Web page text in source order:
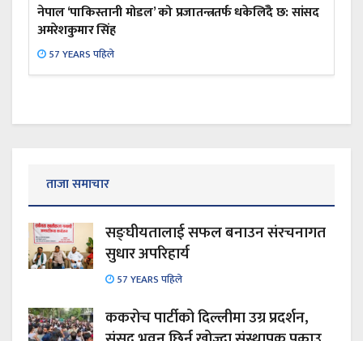
नेपाल ‘पाकिस्तानी मोडल’ को प्रजातन्त्रतर्फ धकेलिँदै छ: सांसद
अमरेशकुमार सिंह
57 YEARS पहिले
ताजा समाचार
सङ्घीयतालाई सफल बनाउन संरचनागत
सुधार अपरिहार्य
57 YEARS पहिले
ककरोच पार्टीको दिल्लीमा उग्र प्रदर्शन,